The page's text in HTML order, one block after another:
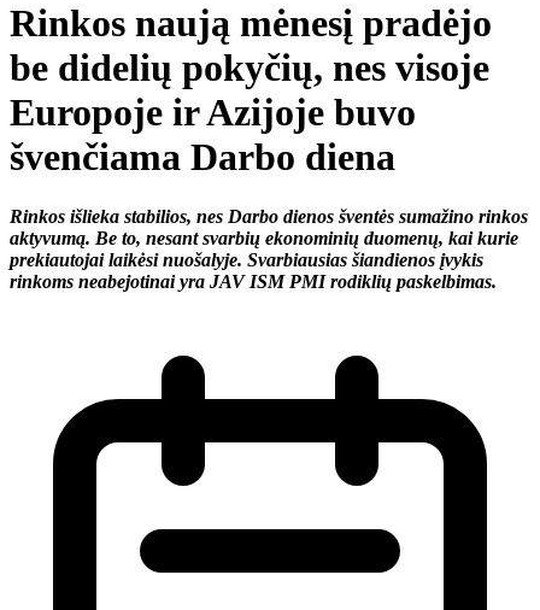
Rinkos naują mėnesį pradėjo
be didelių pokyčių, nes visoje
Europoje ir Azijoje buvo
švenčiama Darbo diena
Rinkos išlieka stabilios, nes Darbo dienos šventės sumažino rinkos
aktyvumą. Be to, nesant svarbių ekonominių duomenų, kai kurie
prekiautojai laikėsi nuošalyje. Svarbiausias šiandienos įvykis
rinkoms neabejotinai yra JAV ISM PMI rodiklių paskelbimas.